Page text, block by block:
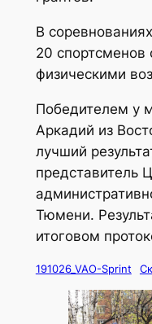
В
20 спортсменов
физическими
Победителем у
Аркадий из
лучший
представитель
Тюмени.
итоговом
191026_VAO-Sprint